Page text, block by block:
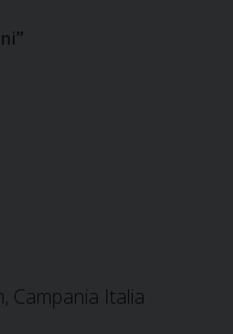
Campania Italia